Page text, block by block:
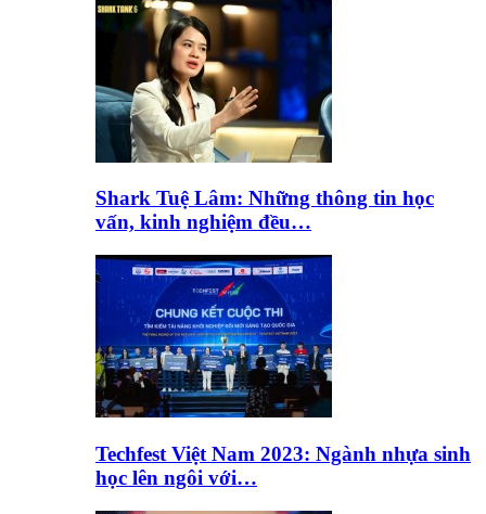
Shark Tuệ Lâm: Những thông tin học
vấn, kinh nghiệm đều…
Techfest Việt Nam 2023: Ngành nhựa sinh
học lên ngôi với…